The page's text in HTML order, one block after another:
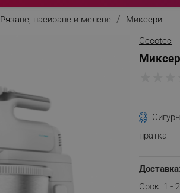
Рязане, пасиране и мелене
Миксери
Cecotec
пратка
Доставка:
Срок: 1 -